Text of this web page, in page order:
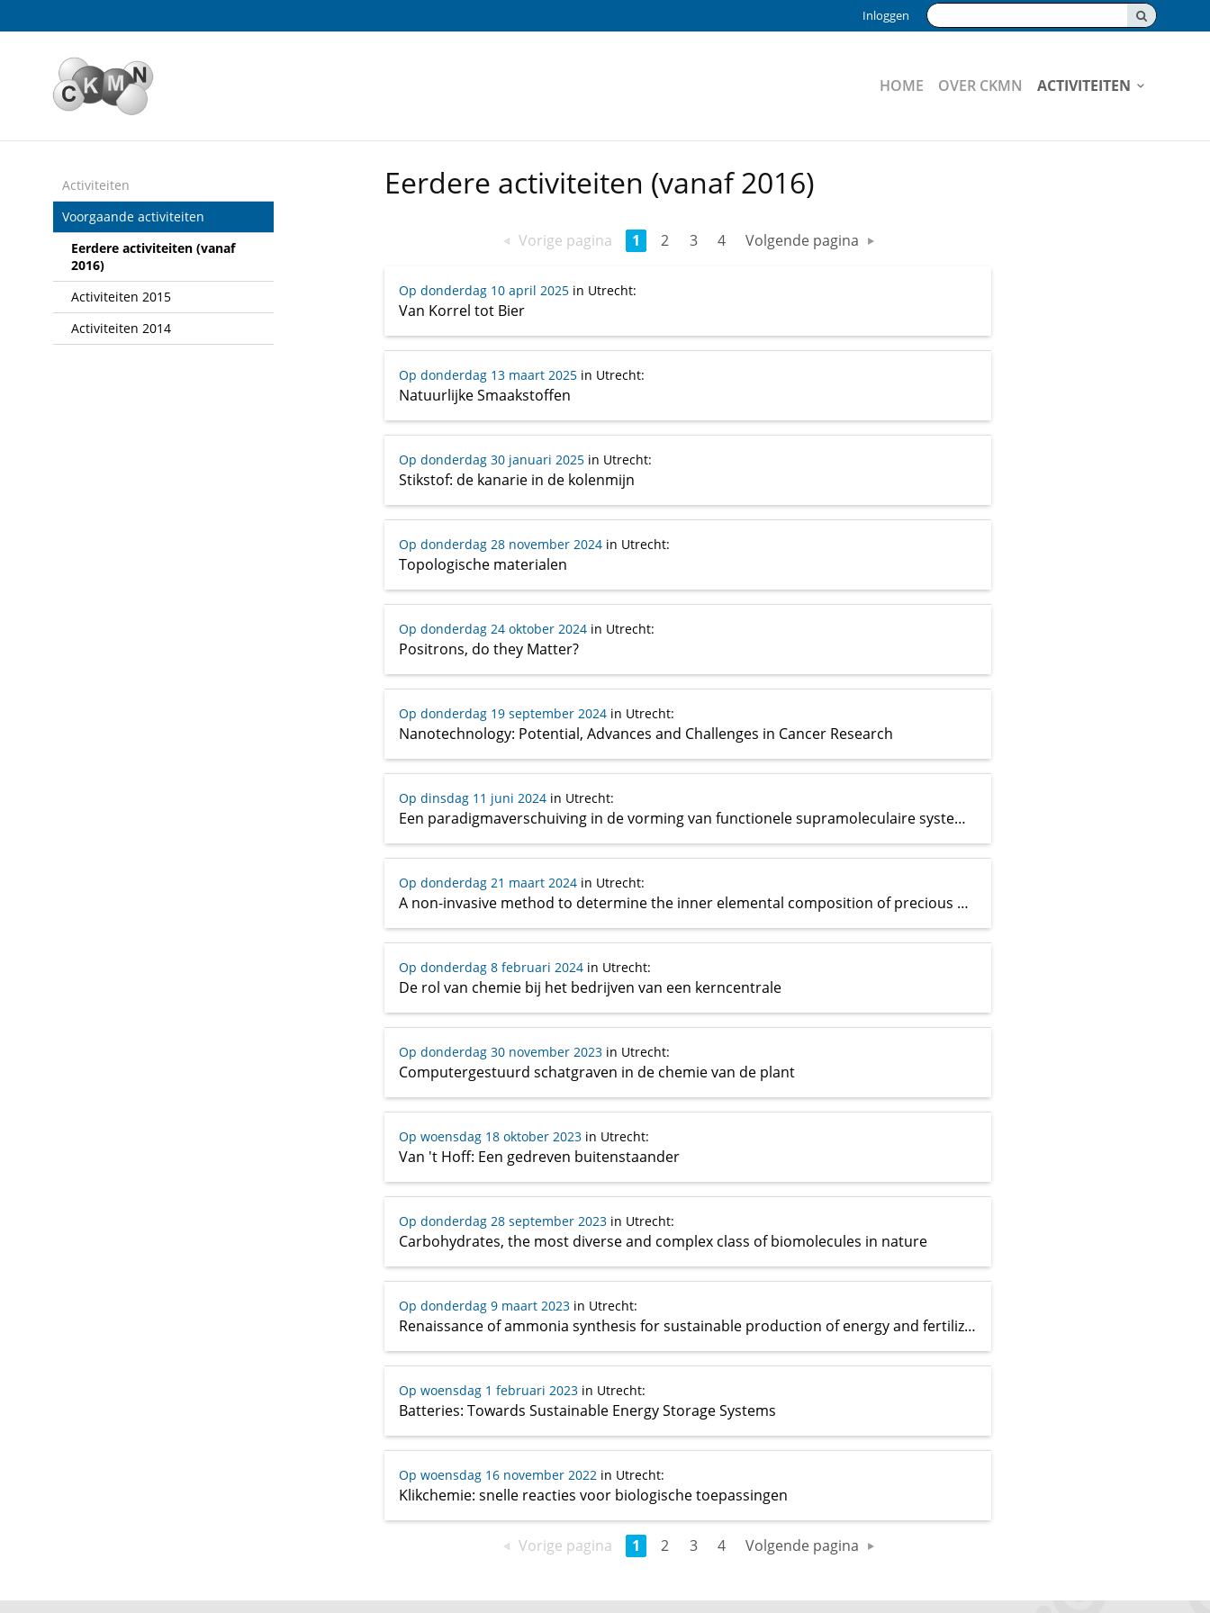
links
Spring
naar
inhoud
naar
het
menu
Zoeken:
Inloggen
HOME OVER CKMN ACTIVITEITEN
Eerdere activiteiten (vanaf 2016)
Vorige pagina 1 2 3 4 Volgende pagina
Op donderdag 10 april 2025in Utrecht:
Van Korrel tot Bier
Op donderdag 13 maart 2025in Utrecht:
Natuurlijke Smaakstoffen
Op donderdag 30 januari 2025in Utrecht:
Stikstof: de kanarie in de kolenmijn
Op donderdag 28 november 2024in Utrecht:
Topologische materialen
Op donderdag 24 oktober 2024in Utrecht:
Positrons, do they Matter?
Op donderdag 19 september 2024in Utrecht:
Nanotechnology: Potential, Advances and Challenges in Cancer Research
Op dinsdag 11 juni 2024in Utrecht:
Een paradigmaverschuiving in de vorming van functionele supramoleculaire systemen
Op donderdag 21 maart 2024in Utrecht:
A non-invasive method to determine the inner elemental composition of precious heritage objects
Op donderdag 8 februari 2024in Utrecht:
De rol van chemie bij het bedrijven van een kerncentrale
Op donderdag 30 november 2023in Utrecht:
Computergestuurd schatgraven in de chemie van de plant
Op woensdag 18 oktober 2023in Utrecht:
Van 't Hoff: Een gedreven buitenstaander
Op donderdag 28 september 2023in Utrecht:
Carbohydrates, the most diverse and complex class of biomolecules in nature
Op donderdag 9 maart 2023in Utrecht:
Renaissance of ammonia synthesis for sustainable production of energy and fertilizers
Op woensdag 1 februari 2023in Utrecht:
Batteries: Towards Sustainable Energy Storage Systems
Op woensdag 16 november 2022in Utrecht:
Klikchemie: snelle reacties voor biologische toepassingen
Vorige pagina 1 2 3 4 Volgende pagina
Activiteiten
Voorgaande activiteiten
Eerdere activiteiten (vanaf
2016)
Activiteiten 2015
Activiteiten 2014